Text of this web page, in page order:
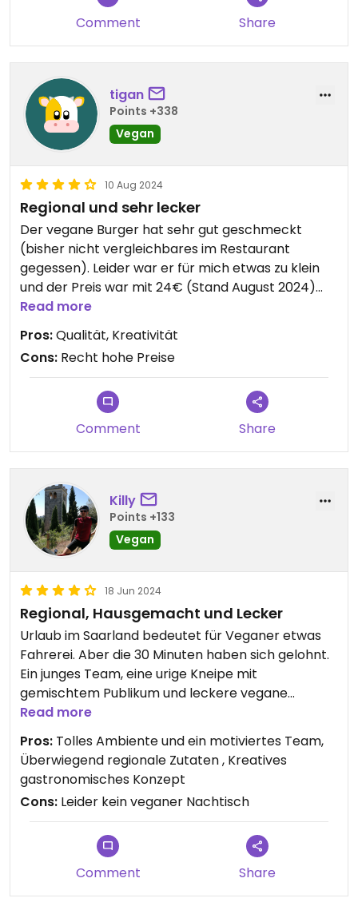
Comment Share
tigan
Points +338
Vegan
10 Aug 2024
Regional und sehr lecker
Der vegane Burger hat sehr gut geschmeckt
(bisher nicht vergleichbares im Restaurant
gegessen). Leider war er für mich etwas zu klein
und der Preis war mit 24€ (Stand August 2024)
doch recht hoch, aber der Burger war komplett
selbstgemacht und war qualitativ sowie
geschmacklich top.
Read more
Pros:Qualität, Kreativität
Cons: Recht hohe Preise
Comment Share
Killy
Points +133
Vegan
18 Jun 2024
Regional, Hausgemacht und Lecker
Urlaub im Saarland bedeutet für Veganer etwas
Fahrerei. Aber die 30 Minuten haben sich gelohnt.
Ein junges Team, eine urige Kneipe mit
gemischtem Publikum und leckere vegane
Optionen. Uns hat es sehr viel Spaß gemacht.
Read more
Pros: Tolles Ambiente und ein motiviertes Team,
Überwiegend regionale Zutaten , Kreatives
gastronomisches Konzept
Cons: Leider kein veganer Nachtisch
Comment Share